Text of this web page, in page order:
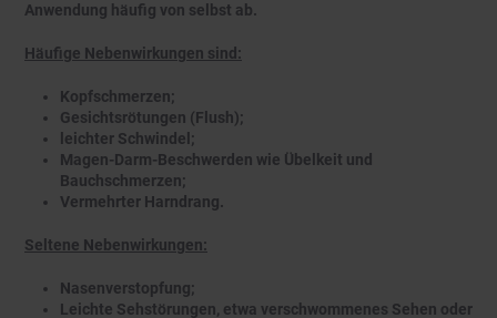
Anwendung häufig von selbst ab.
Häufige Nebenwirkungen sind:
Kopfschmerzen;
Gesichtsrötungen (Flush);
leichter Schwindel;
Magen-Darm-Beschwerden wie Übelkeit und
Bauchschmerzen;
Vermehrter Harndrang.
Seltene Nebenwirkungen:
Nasenverstopfung;
Leichte Sehstörungen, etwa verschwommenes Sehen oder